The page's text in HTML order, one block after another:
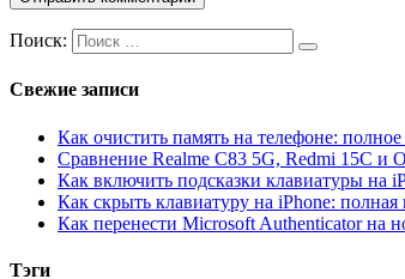
Поиск:
Свежие записи
Как очистить память на телефоне:
Сравнение Realme C83 5G, Redmi 15C и
Как включить подсказки клавиатуры на
Как скрыть клавиатуру на iPhone:
Как перенести Microsoft Authenticator на
Тэги